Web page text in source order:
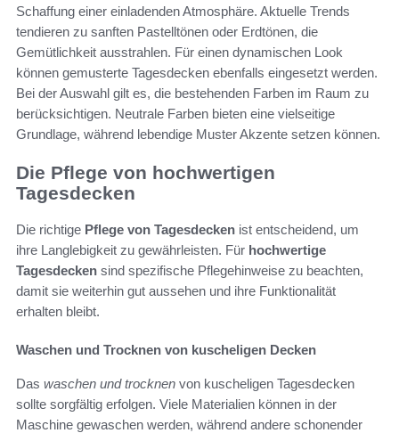
Schaffung einer einladenden Atmosphäre. Aktuelle Trends
tendieren zu sanften Pastelltönen oder Erdtönen, die
Gemütlichkeit ausstrahlen. Für einen dynamischen Look
können gemusterte Tagesdecken ebenfalls eingesetzt werden.
Bei der Auswahl gilt es, die bestehenden Farben im Raum zu
berücksichtigen. Neutrale Farben bieten eine vielseitige
Grundlage, während lebendige Muster Akzente setzen können.
Die Pflege von hochwertigen
Tagesdecken
Die richtige Pflege von Tagesdecken ist entscheidend, um
ihre Langlebigkeit zu gewährleisten. Für hochwertige
Tagesdecken sind spezifische Pflegehinweise zu beachten,
damit sie weiterhin gut aussehen und ihre Funktionalität
erhalten bleibt.
Waschen und Trocknen von kuscheligen Decken
Das waschen und trocknen von kuscheligen Tagesdecken
sollte sorgfältig erfolgen. Viele Materialien können in der
Maschine gewaschen werden, während andere schonender